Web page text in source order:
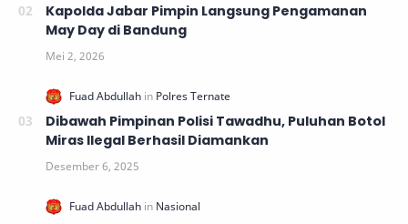
Kapolda Jabar Pimpin Langsung Pengamanan
May Day di Bandung
Dibawah Pimpinan Polisi Tawadhu, Puluhan Botol
Miras Ilegal Berhasil Diamankan